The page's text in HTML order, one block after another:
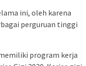
ini, oleh karena
perguruan tinggi
program kerja